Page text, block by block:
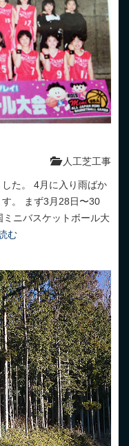
人工芝工事
た。 4月に入り雨ばか
。 まず3月28日〜30
ニバスケットボール大
む